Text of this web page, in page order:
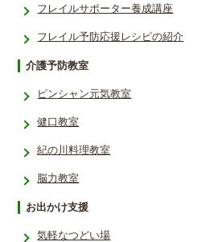
フレイルサポーター養成講座
フレイル予防応援レシ­ピの紹介
介護予防教室
ピンシャン元気教室
健口教室
紀の川料理教室
脳力教室
お出かけ支援
気軽なつどい場